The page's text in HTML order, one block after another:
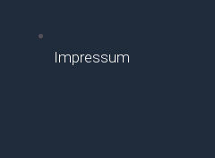
Impressum